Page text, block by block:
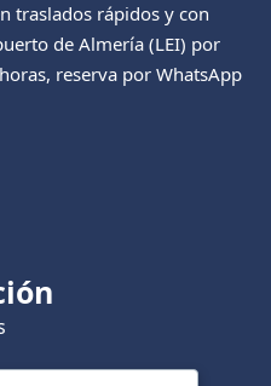
traslados rápidos y con
de Almería (LEI) por
reserva por WhatsApp